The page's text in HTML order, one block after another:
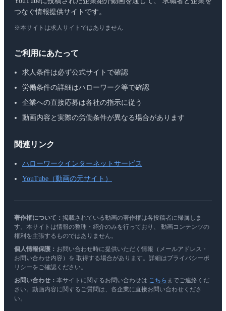
つなぐ情報提供サイトです。
※本サイトは求人サイトではありません
ご利用にあたって
求人条件は必ず公式サイトで確認
労働条件の詳細はハローワーク等で確認
企業への直接応募は各社の指示に従う
動画内容と実際の労働条件が異なる場合があります
関連リンク
ハローワークインターネットサービス
YouTube（動画の元サイト）
著作権について： 掲載されている動画の著作権は各投稿者に帰属しま
す。本サイトは情報の整理・紹介のみを行っており、 動画コンテンツの
権利を主張するものではありません。
個人情報保護： お問い合わせ時に提供いただく情報（メールアドレス・
お問い合わせ内容）を 取得する場合があります。詳細はプライバシーポ
リシーをご確認ください。
お問い合わせ： 本サイトに関するお問い合わせは こちら までご連絡くだ
さい。動画内容に関するご質問は、各企業に直接お問い合わせくださ
い。